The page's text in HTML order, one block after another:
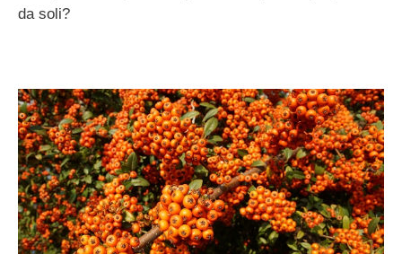
da soli?